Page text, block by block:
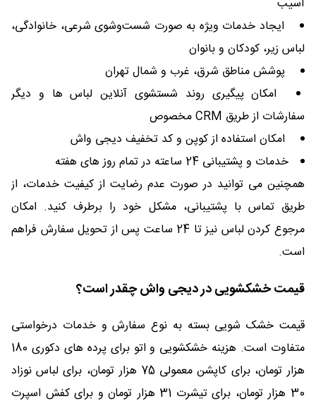
آسیب
ایجاد خدمات ویژه به صورت شست‌وشوی شرعی، خانوادگی،
لباس زیر، کودکان و بانوان
پوشش مناطق شرق، غرب و شمال تهران
امکان پیگیری روند شستشوی آنلاین لباس ‌ها و دیگر
سفارشات از طریق CRM مخصوص
امکان استفاده از کوپن و کد تخفیف دیجی واش
خدمات و پشتیبانی 24 ساعته در تمام روز های هفته
همچنین می توانید در صورت عدم رضایت از کیفیت خدمات، از
طریق تماس با پشتیبانی، مشکل خود را برطرف کنید. امکان
مرجوع کردن لباس نیز تا 24 ساعت پس از تحویل سفارش فراهم
است.
قیمت خشکشویی در دیجی واش چقدر است؟
قیمت خشک شویی بسته به نوع سفارش و خدمات درخواستی
متفاوت است. هزینه خشکشویی و اتو برای پرده های دکوری 180
هزار تومان، برای کاپشن معمولی 75 هزار تومان، برای لباس نوزاد
30 هزار تومان، برای تیشرت 31 هزار تومان و برای کفش اسپرت